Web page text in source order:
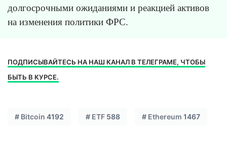
долгосрочными ожиданиями и реакцией активов
на изменения политики ФРС.
ПОДПИСЫВАЙТЕСЬ НА НАШ КАНАЛ В ТЕЛЕГРАМЕ, ЧТОБЫ
БЫТЬ В КУРСЕ.
# Bitcoin 4192 # ETF 588 # Ethereum 1467